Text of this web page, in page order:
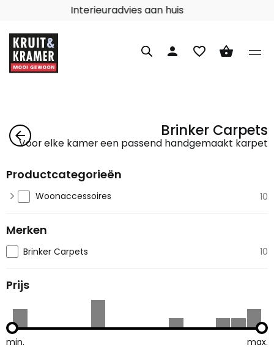
Interieuradvies aan huis
person favorite_border shopping_basket
arrow_back Brinker Carpets
Voor elke kamer een passend handgemaakt karpet
Productcategorieën
Woonaccessoires 10
Merken
Brinker Carpets 10
Prijs
min. max.